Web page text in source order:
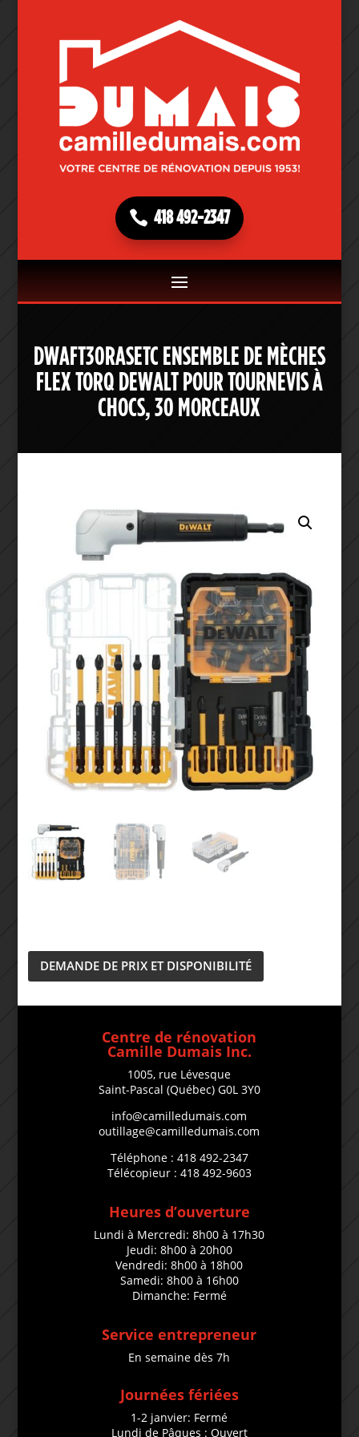
418 492-2347
DWAFT30RASETC ENSEMBLE DE MÈCHES
FLEX TORQ DEWALT POUR TOURNEVIS À
CHOCS, 30 MORCEAUX
DEMANDE DE PRIX ET DISPONIBILITÉ
Centre de rénovation
Camille Dumais Inc.
1005, rue Lévesque
Saint-Pascal (Québec) G0L 3Y0
info@camilledumais.com
outillage@camilledumais.com
Téléphone : 418 492-2347
Télécopieur : 418 492-9603
Heures d’ouverture
Lundi à Mercredi: 8h00 à 17h30
Jeudi: 8h00 à 20h00
Vendredi: 8h00 à 18h00
Samedi: 8h00 à 16h00
Dimanche: Fermé
Service entrepreneur
En semaine dès 7h
Journées fériées
1-2 janvier: Fermé
Lundi de Pâques : Ouvert